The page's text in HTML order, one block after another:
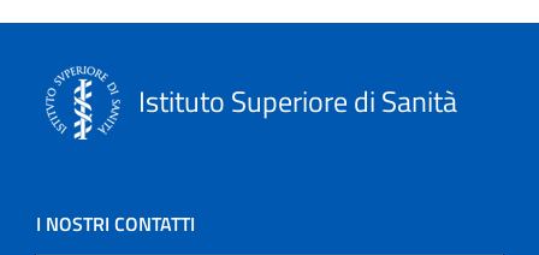
Istituto Superiore di Sanità
I NOSTRI CONTATTI